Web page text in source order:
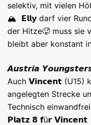
selektiv, mit vielen
🏔 𝗘𝗹𝗹𝘆 darf vier
der Hitze🥵 muss sie
bleibt aber konstant
𝘼𝙪𝙨𝙩𝙧𝙞𝙖
Auch 𝗩𝗶𝗻𝗰𝗲𝗻𝘁 (U15)
angelegten Strecke
Technisch
𝗣𝗹𝗮𝘁𝘇 𝟴 𝗳ü𝗿 𝗩𝗶𝗻𝗰𝗲𝗻𝘁